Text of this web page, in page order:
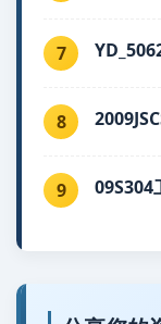
7
8
9 09S304